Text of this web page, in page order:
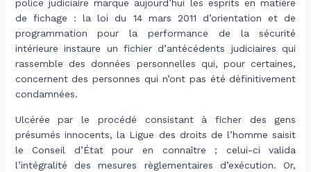
police judiciaire marque aujourd’hui les esprits en matière
de fichage : la loi du 14 mars 2011 d’orientation et de
programmation pour la performance de la sécurité
intérieure instaure un fichier d’antécédents judiciaires qui
rassemble des données personnelles qui, pour certaines,
concernent des personnes qui n’ont pas été définitivement
condamnées.
Ulcérée par le procédé consistant à ficher des gens
présumés innocents, la Ligue des droits de l’homme saisit
le Conseil d’État pour en connaître ; celui-ci valida
l’intégralité des mesures règlementaires d’exécution. Or,